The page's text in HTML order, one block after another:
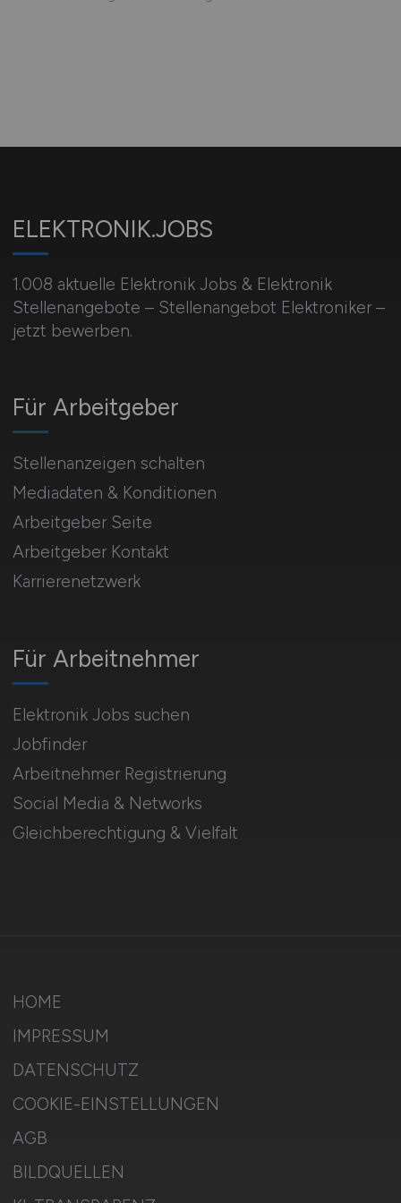
ELEKTRONIK.JOBS
1.008 aktuelle Elektronik Jobs & Elektronik
Stellenangebote – Stellenangebot Elektroniker –
jetzt bewerben.
Für Arbeitnehmer
Elektronik Jobs suchen
Jobfinder
Arbeitnehmer Registrierung
Social Media & Networks
Gleichberechtigung & Vielfalt
Für Arbeitgeber
Stellenanzeigen schalten
Mediadaten & Konditionen
Arbeitgeber Seite
Arbeitgeber Kontakt
Karrierenetzwerk
HOME
IMPRESSUM
DATENSCHUTZ
COOKIE-EINSTELLUNGEN
AGB
BILDQUELLEN